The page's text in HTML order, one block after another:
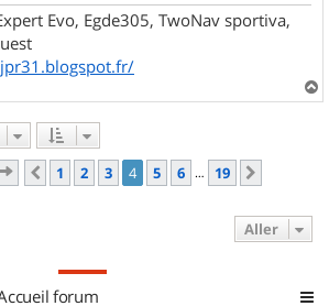
Evo, Egde305, TwoNav sportiva,
a
Page 4sur
Précédent
1 2 3 4 5 6 … 19
Aller
forum